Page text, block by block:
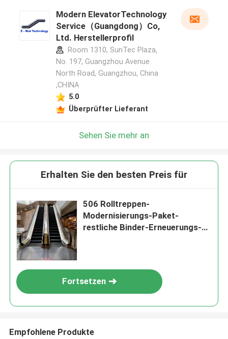
Modern ElevatorTechnology
Service（Guangdong）Co,
Ltd. Herstellerprofil
Room 1310, SunTec Plaza,
No. 197, Guangzhou Avenue
North Road, Guangzhou, China
,CHINA
5.0
Überprüfter Lieferant
Sehen Sie mehr an
Erhalten Sie den besten Preis für
506 Rolltreppen-
Modernisierungs-Paket-
restliche Binder-Erneuerungs-
Fortsetzen
Empfohlene Produkte